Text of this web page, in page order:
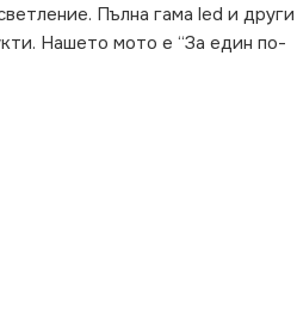
Пълна гама led и други
Нашето мото е “За един по-